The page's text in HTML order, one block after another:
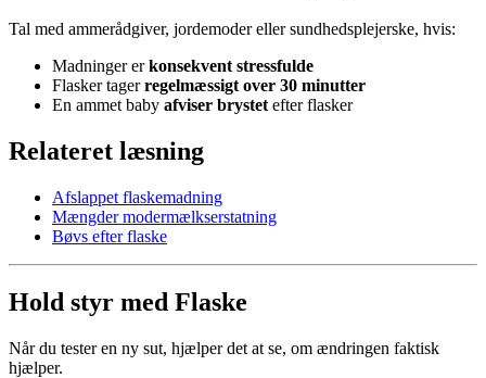
Tal med ammerådgiver, jordemoder eller sundhedsplejerske, hvis:
Madninger erkonsekvent stressfulde
Flasker tagerregelmæssigt over 30 minutter
En ammet baby afviser brystet efter flasker
Relateret læsning
Afslappet flaskemadning
Mængder modermælkserstatning
Bøvs efter flaske
Hold styr med Flaske
Når du tester en ny sut, hjælper det at se, om ændringen faktisk
hjælper.